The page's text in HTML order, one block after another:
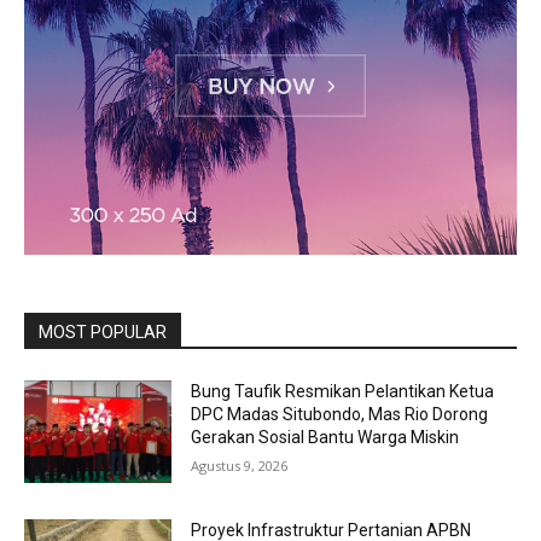
MOST POPULAR
Bung Taufik Resmikan Pelantikan Ketua
DPC Madas Situbondo, Mas Rio Dorong
Gerakan Sosial Bantu Warga Miskin
Agustus 9, 2026
Proyek Infrastruktur Pertanian APBN